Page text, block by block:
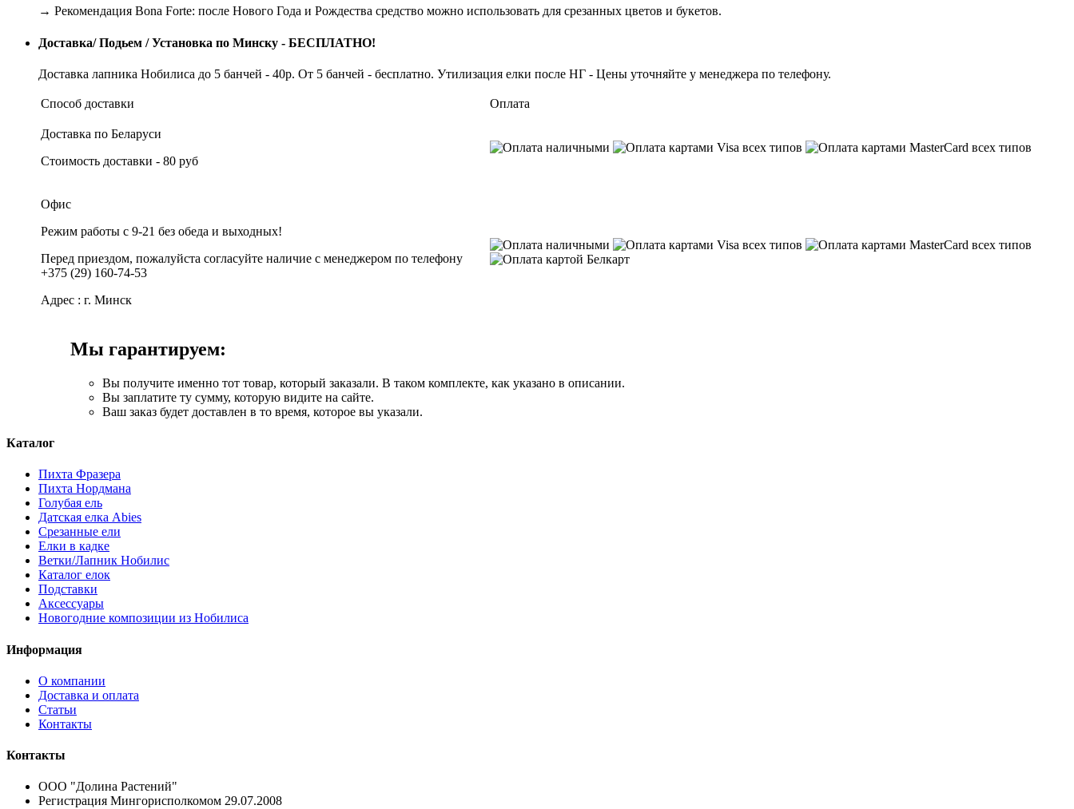
→ Рекомендация Bona Forte: после Нового Года и Рождества средство можно использовать для срезанных цветов и букетов.
Доставка/ Подьем / Установка по Минску - БЕСПЛАТНО!
Доставка лапника Нобилиса до 5 банчей - 40р. От 5 банчей - бесплатно. Утилизация елки после НГ - Цены уточняйте у менеджера по телефону.
Способ доставки Оплата
Доставка по Беларуси
Стоимость доставки - 80 руб
Офис
Режим работы с 9-21 без обеда и выходных!
Перед приездом, пожалуйста согласуйте наличие с менеджером по телефону
+375 (29) 160-74-53
Адрес : г. Минск
Мы гарантируем:
Вы получите именно тот товар, который заказали. В таком комплекте, как указано в описании.
Вы заплатите ту сумму, которую видите на сайте.
Ваш заказ будет доставлен в то время, которое вы указали.
Каталог
Пихта Фразера
Пихта Нордмана
Голубая ель
Датская елка Abies
Срезанные ели
Елки в кадке
Ветки/Лапник Нобилис
Каталог елок
Подставки
Аксессуары
Новогодние композиции из Нобилиса
Информация
О компании
Доставка и оплата
Статьи
Контакты
Контакты
ООО "Долина Растений"
Регистрация Мингорисполкомом 29.07.2008